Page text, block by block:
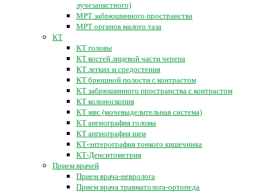
лучезапястного)
МРТ забрюшинного пространства
МРТ органов малого таза
КТ
КТ головы
КТ костей лицевой части черепа
КТ легких и средостения
КТ брюшной полости с контрастом
КТ забрюшинного пространства с контрастом
КТ колоноскопия
КТ мвс (мочевыделительная система)
КТ ангиография головы
КТ ангиография шеи
КТ-энтерография тонкого кишечника
КТ-Денситометрия
Прием врачей
Прием врача-невролога
Прием врача травматолога-ортопеда